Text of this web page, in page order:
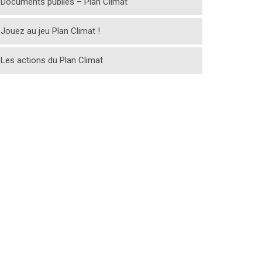
Jouez au jeu Plan Climat !
Les actions du Plan Climat